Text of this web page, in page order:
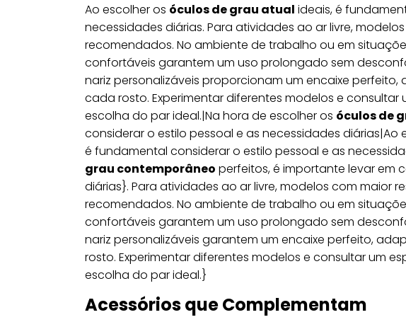
Ao escolher os óculos de grau atual ideais, é
necessidades diárias. Para atividades ao ar livre,
recomendados. No ambiente de trabalho ou em
confortáveis garantem um uso prolongado sem
nariz personalizáveis proporcionam um encaixe
cada rosto. Experimentar diferentes modelos e
escolha do par ideal.|Na hora de escolher os óculos de
considerar o estilo pessoal e as necessidades diárias|Ao
é fundamental considerar o estilo pessoal e as
grau contemporâneo perfeitos, é importante levar em
diárias}. Para atividades ao ar livre, modelos com maior
recomendados. No ambiente de trabalho ou em
confortáveis garantem um uso prolongado sem
nariz personalizáveis garantem um encaixe perfeito,
rosto. Experimentar diferentes modelos e consultar um
escolha do par ideal.}
Acessórios que Complementam